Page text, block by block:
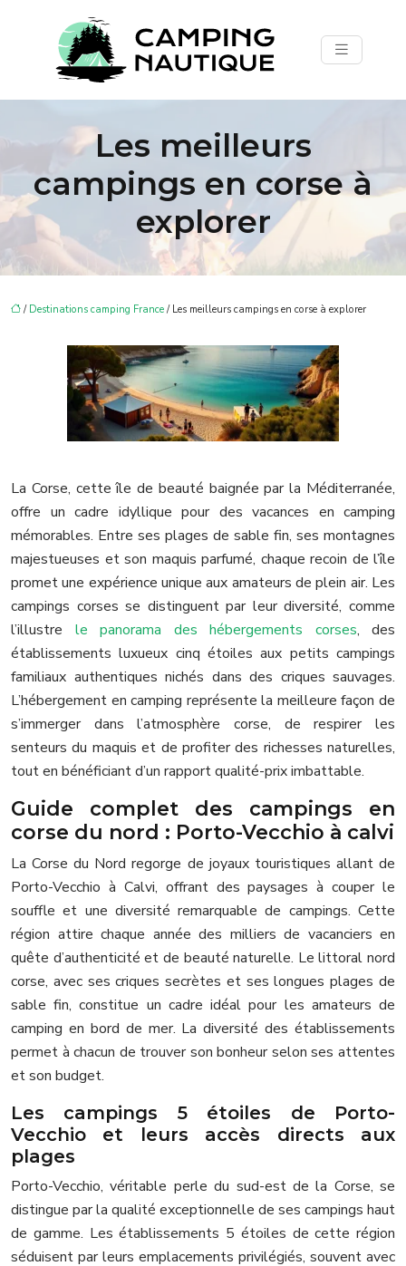
Les meilleurs
campings en corse à
explorer
/ Destinations camping France / Les meilleurs campings en corse à explorer
La Corse, cette île de beauté baignée par la Méditerranée,
offre un cadre idyllique pour des vacances en camping
mémorables. Entre ses plages de sable fin, ses montagnes
majestueuses et son maquis parfumé, chaque recoin de l’île
promet une expérience unique aux amateurs de plein air. Les
campings corses se distinguent par leur diversité, comme
l’illustre le panorama des hébergements corses, des
établissements luxueux cinq étoiles aux petits campings
familiaux authentiques nichés dans des criques sauvages.
L’hébergement en camping représente la meilleure façon de
s’immerger dans l’atmosphère corse, de respirer les
senteurs du maquis et de profiter des richesses naturelles,
tout en bénéficiant d’un rapport qualité-prix imbattable.
Guide complet des campings en
corse du nord : Porto-Vecchio à calvi
La Corse du Nord regorge de joyaux touristiques allant de
Porto-Vecchio à Calvi, offrant des paysages à couper le
souffle et une diversité remarquable de campings. Cette
région attire chaque année des milliers de vacanciers en
quête d’authenticité et de beauté naturelle. Le littoral nord
corse, avec ses criques secrètes et ses longues plages de
sable fin, constitue un cadre idéal pour les amateurs de
camping en bord de mer. La diversité des établissements
permet à chacun de trouver son bonheur selon ses attentes
et son budget.
Les campings 5 étoiles de Porto-
Vecchio et leurs accès directs aux
plages
Porto-Vecchio, véritable perle du sud-est de la Corse, se
distingue par la qualité exceptionnelle de ses campings haut
de gamme. Les établissements 5 étoiles de cette région
séduisent par leurs emplacements privilégiés, souvent avec